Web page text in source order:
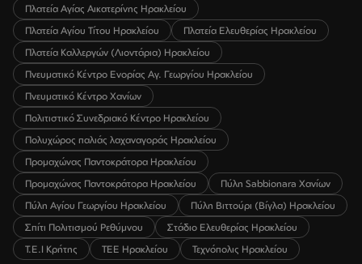
Πλατεία Αγίας Αικατερίνης Ηρακλείου
Πλατεία Αγίου Τίτου Ηρακλείου
Πλατεία Ελευθερίας Ηρακλείου
Πλατεία Καλλεργών (Λιοντάρια) Ηρακλείου
Πνευματικό Κέντρο Ενορίας Αγ. Γεωργίου Ηρακλείου
Πνευματικό Κέντρο Χανίων
Πολιτιστικό Συνεδριακό Κέντρο Ηρακλείου
Πολυχώρος παλιάς λαχαναγοράς Ηρακλείου
Προμαχώνας Παντοκράτορα Ηρακλείου
Προμαχώνας Παντοκράτορα Ηρακλείου
Πύλη Sabbionara Χανίων
Πύλη Αγίου Γεωργίου Ηρακλείου
Πύλη Βιττούρι (Βίγλα) Ηρακλείου
Σπίτι Πολιτισμού Ρεθύμνου
Στάδιο Ελευθερίας Ηρακλείου
Τ.Ε.Ι Κρήτης
ΤΕΕ Ηρακλείου Τεχνόπολις Ηρακλείου